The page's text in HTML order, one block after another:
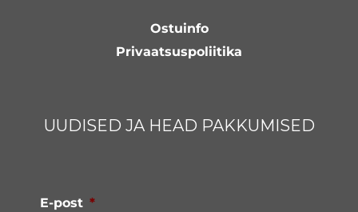
Ostuinfo
Privaatsuspoliitika
UUDISED JA HEAD PAKKUMISED
E-post *